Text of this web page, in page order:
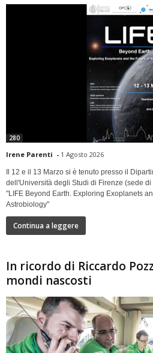
280
Irene Parenti - 1 Agosto 2026
Il 12 e il 13 Marzo si è tenuto presso il
dell'Università degli Studi di Firenze (sede
"LIFE Beyond Earth. Exploring Exoplanets
Astrobiology"
Continua a leggere
In ricordo di Riccardo
mondi nascosti